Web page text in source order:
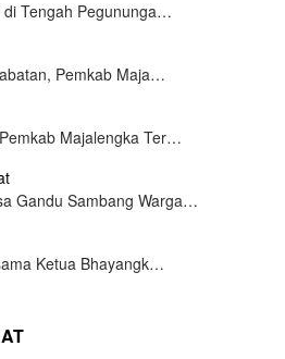
di Tengah Pegununga…
Pemkab Maja…
Majalengka Ter…
Gandu Sambang Warga…
Ketua Bhayangk…